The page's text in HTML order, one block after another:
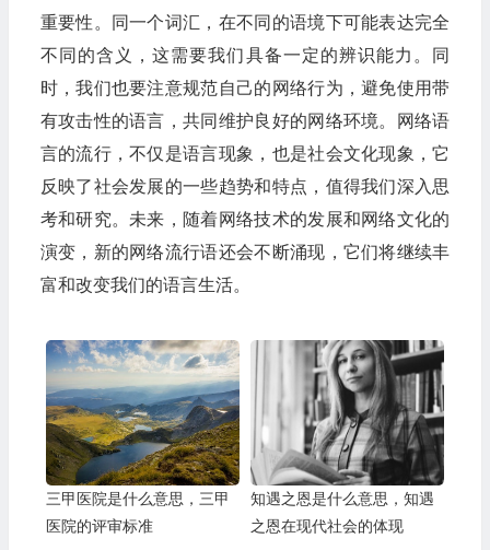
重要性。同一个词汇，在不同的语境下可能表达完全
不同的含义，这需要我们具备一定的辨识能力。同
时，我们也要注意规范自己的网络行为，避免使用带
有攻击性的语言，共同维护良好的网络环境。网络语
言的流行，不仅是语言现象，也是社会文化现象，它
反映了社会发展的一些趋势和特点，值得我们深入思
考和研究。未来，随着网络技术的发展和网络文化的
演变，新的网络流行语还会不断涌现，它们将继续丰
富和改变我们的语言生活。
三甲医院是什么意思，三甲
医院的评审标准
知遇之恩是什么意思，知遇
之恩在现代社会的体现